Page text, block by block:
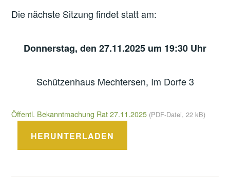
Die nächste Sitzung findet statt am:
Donnerstag, den 27.11.2025 um 19:30 Uhr
Schützenhaus Mechtersen, Im Dorfe 3
Öffentl. Bekanntmachung Rat 27.11.2025 (PDF-Datei, 22 kB)
HERUNTERLADEN